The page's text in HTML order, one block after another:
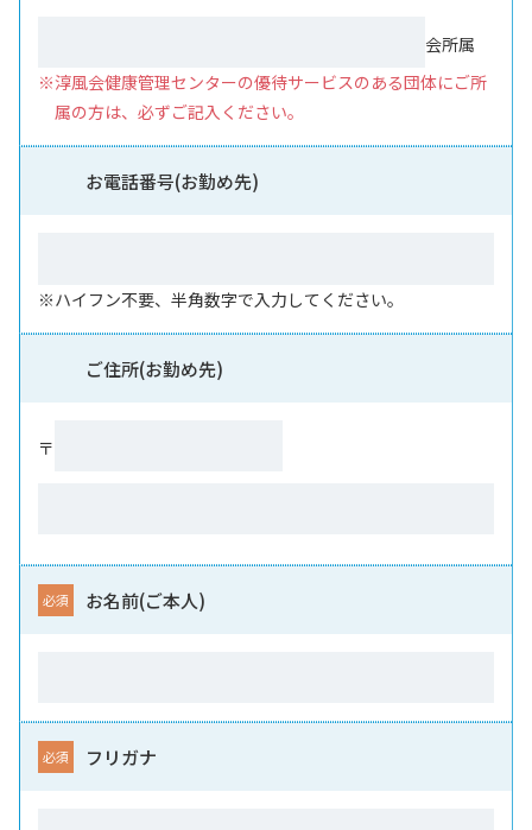
会所属
※淳風会健康管理センターの優待サービスのある団体にご所
属の方は、 必ずご記入ください。
お電話番号(お勤め先)
※ハイフン不要、半角数字で入力してください。
ご住所(お勤め先)
〒
お名前(ご本人)
フリガナ